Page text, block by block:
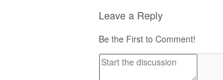
Leave a Reply
Be the First to Comment!